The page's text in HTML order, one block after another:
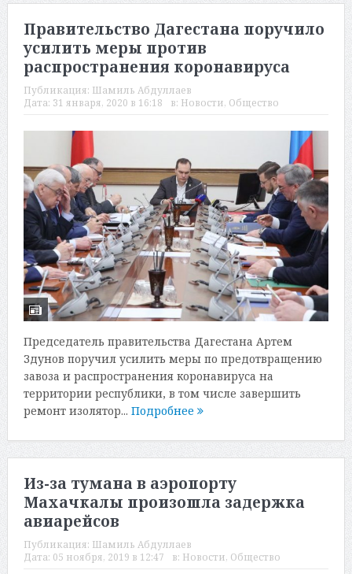
Правительство Дагестана поручило
усилить меры против
распространения коронавируса
Публикация: Шамиль Абдуллаев
Дата: 31 января, 2020 в 16:18 в: Новости, Общество
Председатель правительства Дагестана Артем
Здунов поручил усилить меры по предотвращению
завоза и распространения коронавируса на
территории республики, в том числе завершить
ремонт изолятор... Подробнее
Из-за тумана в аэропорту
Махачкалы произошла задержка
авиарейсов
Публикация: Шамиль Абдуллаев
Дата: 05 ноября, 2019 в 12:47 в: Новости, Общество